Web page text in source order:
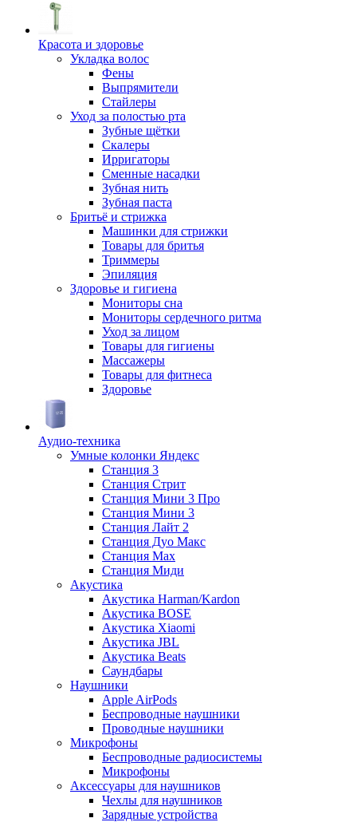
Красота и здоровье
Укладка волос
Фены
Выпрямители
Стайлеры
Уход за полостью рта
Зубные щётки
Скалеры
Ирригаторы
Сменные насадки
Зубная нить
Зубная паста
Бритьё и стрижка
Машинки для стрижки
Товары для бритья
Триммеры
Эпиляция
Здоровье и гигиена
Мониторы сна
Мониторы сердечного ритма
Уход за лицом
Товары для гигиены
Массажеры
Товары для фитнеса
Здоровье
Аудио-техника
Умные колонки Яндекс
Станция 3
Станция Стрит
Станция Мини 3 Про
Станция Мини 3
Станция Лайт 2
Станция Дуо Макс
Станция Max
Станция Миди
Акустика
Акустика Harman/Kardon
Акустика BOSE
Акустика Xiaomi
Акустика JBL
Акустика Beats
Саундбары
Наушники
Apple AirPods
Беспроводные наушники
Проводные наушники
Микрофоны
Беспроводные радиосистемы
Микрофоны
Аксессуары для наушников
Чехлы для наушников
Зарядные устройства